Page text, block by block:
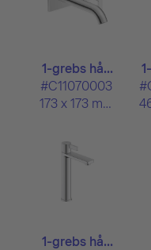
1-grebs hå...
#C11070003
173 x 173 mm
1-grebs hå...